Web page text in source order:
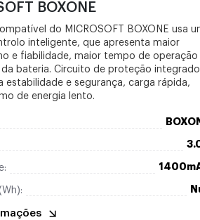
BOXONE
do MICROSOFT BOXONE usa
inteligente, que apresenta maior
e fiabilidade, maior tempo de operação
bateria. Circuito de proteção integrado
estabilidade e segurança, carga rápida,
de energia lento.